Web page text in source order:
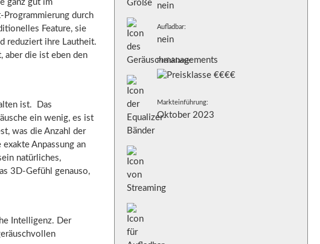
ganz gut im
durch
Feature, sie
reduziert ihre Lautheit.
aber die ist eben den
ist. Das
ein wenig, es ist
was die Anzahl der
Anpassung an
natürliches,
3D-Gefühl genauso,
Intelligenz. Der
nein
Aufladbar:
nein
Preisklasse:
Markteinführung:
Oktober 2023